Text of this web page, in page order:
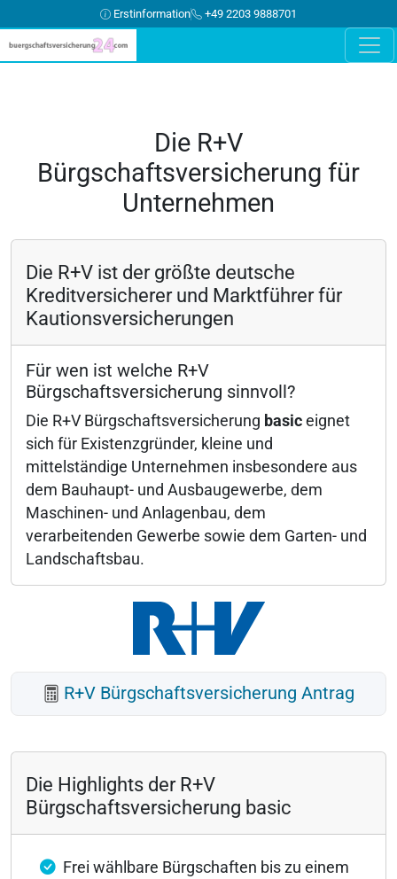
Erstinformation +49 2203 9888701
Die R+V
Bürgschaftsversicherung für
Unternehmen
Die R+V ist der größte deutsche
Kreditversicherer und Marktführer für
Kautionsversicherungen
Für wen ist welche R+V
Bürgschaftsversicherung sinnvoll?
Die R+V Bürgschaftsversicherung basic eignet
sich für Existenzgründer, kleine und
mittelständige Unternehmen insbesondere aus
dem Bauhaupt- und Ausbaugewerbe, dem
Maschinen- und Anlagenbau, dem
verarbeitenden Gewerbe sowie dem Garten- und
Landschaftsbau.
R+V Bürgschaftsversicherung Antrag
Die Highlights der R+V
Bürgschaftsversicherung basic
Frei wählbare Bürgschaften bis zu einem